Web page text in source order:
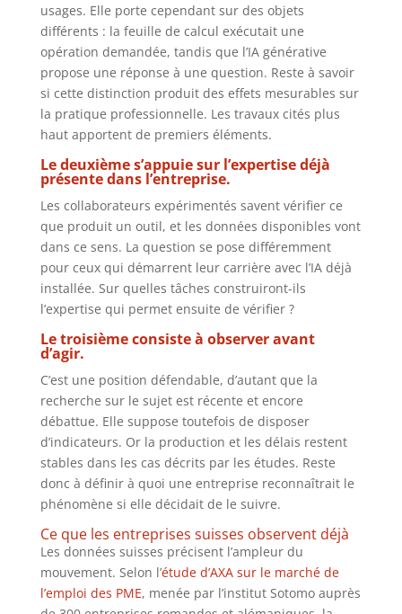
usages. Elle porte cependant sur des objets
différents : la feuille de calcul exécutait une
opération demandée, tandis que l’IA générative
propose une réponse à une question. Reste à savoir
si cette distinction produit des effets mesurables sur
la pratique professionnelle. Les travaux cités plus
haut apportent de premiers éléments.
Le deuxième s’appuie sur l’expertise déjà
présente dans l’entreprise.
Les collaborateurs expérimentés savent vérifier ce
que produit un outil, et les données disponibles vont
dans ce sens. La question se pose différemment
pour ceux qui démarrent leur carrière avec l’IA déjà
installée. Sur quelles tâches construiront-ils
l’expertise qui permet ensuite de vérifier ?
Le troisième consiste à observer avant
d’agir.
C’est une position défendable, d’autant que la
recherche sur le sujet est récente et encore
débattue. Elle suppose toutefois de disposer
d’indicateurs. Or la production et les délais restent
stables dans les cas décrits par les études. Reste
donc à définir à quoi une entreprise reconnaîtrait le
phénomène si elle décidait de le suivre.
Ce que les entreprises suisses observent déjà
Les données suisses précisent l’ampleur du
mouvement. Selon l’étude d’AXA sur le marché de
l’emploi des PME, menée par l’institut Sotomo auprès